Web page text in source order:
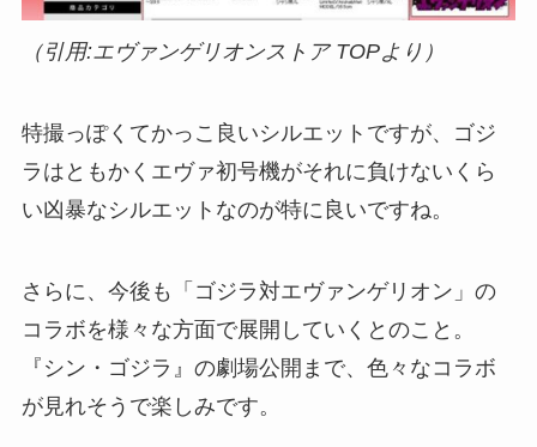
（引用:エヴァンゲリオンストア TOPより）
特撮っぽくてかっこ良いシルエットですが、ゴジ
ラはともかくエヴァ初号機がそれに負けないくら
い凶暴なシルエットなのが特に良いですね。
さらに、今後も「ゴジラ対エヴァンゲリオン」の
コラボを様々な方面で展開していくとのこと。
『シン・ゴジラ』の劇場公開まで、色々なコラボ
が見れそうで楽しみです。